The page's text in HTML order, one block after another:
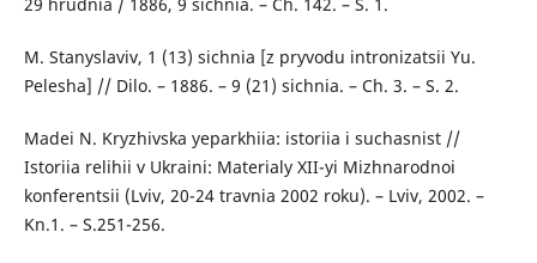
M. Stanyslaviv, 1 (13) sichnia [z pryvodu intronizatsii Yu.
Pelesha] // Dilo. – 1886. – 9 (21) sichnia. – Ch. 3. – S. 2.
Madei N. Kryzhivska yeparkhiia: istoriia i suchasnist //
Istoriia relihii v Ukraini: Materialy XII-yi Mizhnarodnoi
konferentsii (Lviv, 20-24 travnia 2002 roku). – Lviv, 2002. –
Kn.1. – S.251-256.